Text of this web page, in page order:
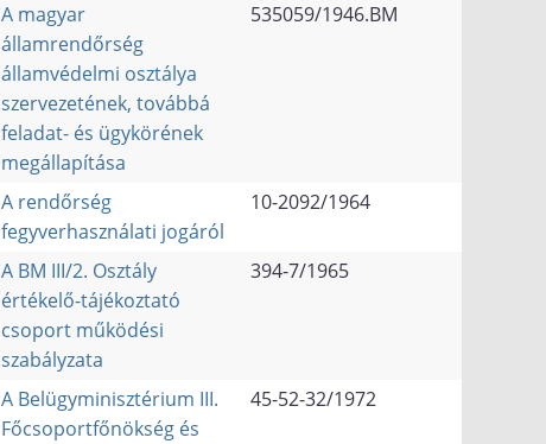
A magyar
államrendőrség
államvédelmi osztálya
szervezetének, továbbá
feladat- és ügykörének
megállapítása
535059/1946.BM
A rendőrség
fegyverhasználati jogáról
10-2092/1964
A BM III/2. Osztály
értékelő-tájékoztató
csoport működési
szabályzata
394-7/1965
A Belügyminisztérium III.
Főcsoportfőnökség és
45-52-32/1972